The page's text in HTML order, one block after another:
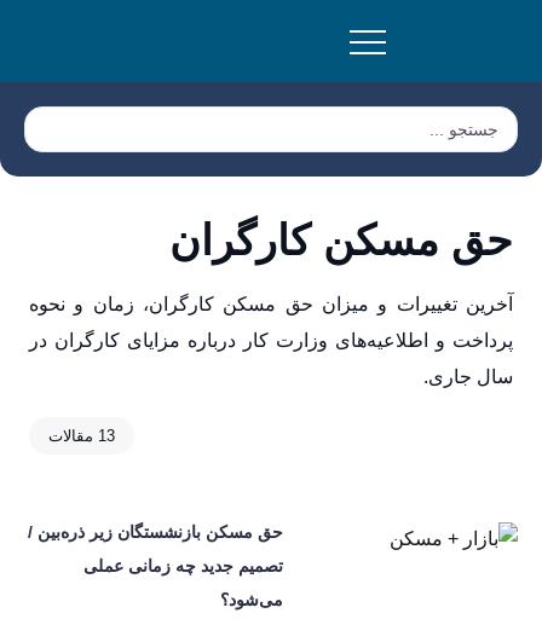
حق مسکن کارگران
آخرین تغییرات و میزان حق مسکن کارگران، زمان و نحوه
پرداخت و اطلاعیه‌های وزارت کار درباره مزایای کارگران در
سال جاری.
13 مقالات
حق مسکن بازنشستگان زیر ذره‌بین /
تصمیم جدید چه زمانی عملی
می‌شود؟